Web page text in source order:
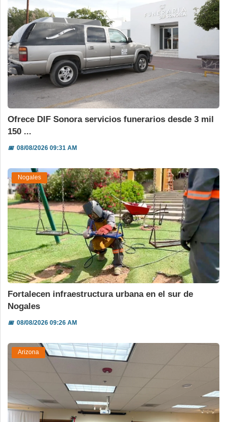
Ofrece DIF Sonora servicios funerarios desde 3 mil
150 ...
📅08/08/2026 09:31 AM
Nogales
Fortalecen infraestructura urbana en el sur de
Nogales
📅08/08/2026 09:26 AM
Arizona